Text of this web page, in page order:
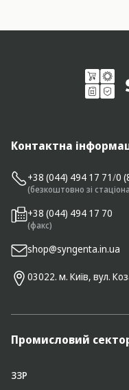
Контактна
+38 (044) 494 17 71/0
(безкоштовно зі
+38 (044) 494 17 70
(факс)
shop@syngenta.in.ua
03022. м. Київ, вул.
Промисловий
ЗЗР